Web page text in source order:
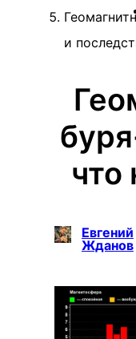
и
что
Евгений
Жданов